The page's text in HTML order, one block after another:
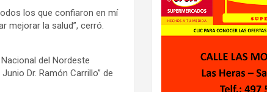
los que confiaron en mí
mejorar la salud”, cerró.
del Nordeste
Dr. Ramón Carrillo” de